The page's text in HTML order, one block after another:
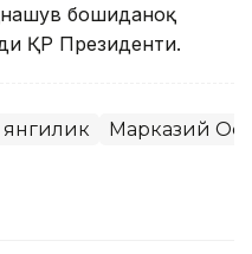
бошиданоқ
ҚР Президенти.
Марказий